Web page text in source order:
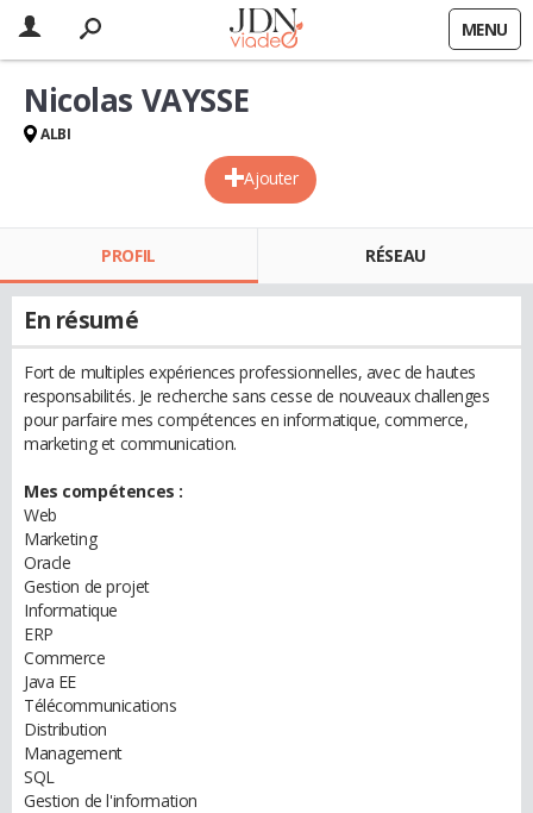
MENU
Ajouter
Nicolas VAYSSE
ALBI
PROFIL RÉSEAU
En résumé
Fort de multiples expériences professionnelles, avec de hautes
responsabilités. Je recherche sans cesse de nouveaux challenges
pour parfaire mes compétences en informatique, commerce,
marketing et communication.
Mes compétences :
Web
Marketing
Oracle
Gestion de projet
Informatique
ERP
Commerce
Java EE
Télécommunications
Distribution
Management
SQL
Gestion de l'information